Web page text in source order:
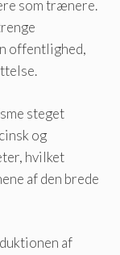
som trænere.
offentlighed,
steget
og
hvilket
af den brede
af